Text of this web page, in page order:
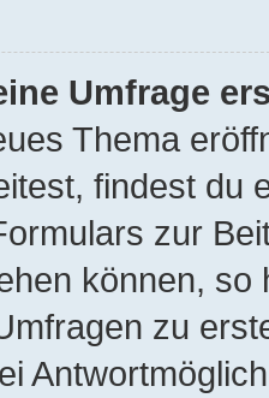
Umfrage
Thema
findest du
zur
können,
zu